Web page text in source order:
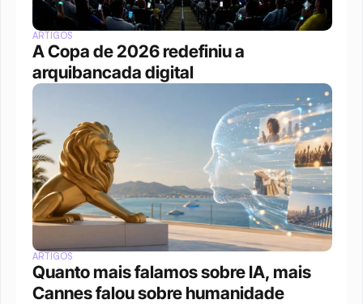
ARTIGOS
A Copa de 2026 redefiniu a
arquibancada digital
ARTIGOS
Quanto mais falamos sobre IA, mais
Cannes falou sobre humanidade